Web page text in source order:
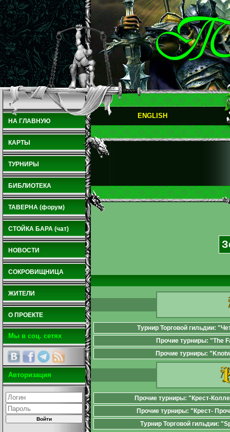
НА ГЛАВНУЮ
КАРТЫ
ТУРНИРЫ
БИБЛИОТЕКА
ТАВЕРНА (форум)
СТОЙКА БАРА (чат)
НОВОСТИ
СОКРОВИЩНИЦА
ЖИТЕЛИ
О ПРОЕКТЕ
Мы в соц. сетях
Авторизация
ENGLISH
Турнир Торговой гильдии:
Прочие турниры: "The
Прочие турниры:
Прочие турниры: "Крест-
Прочие турниры: "Крест-
Турнир Торговой гильдии: